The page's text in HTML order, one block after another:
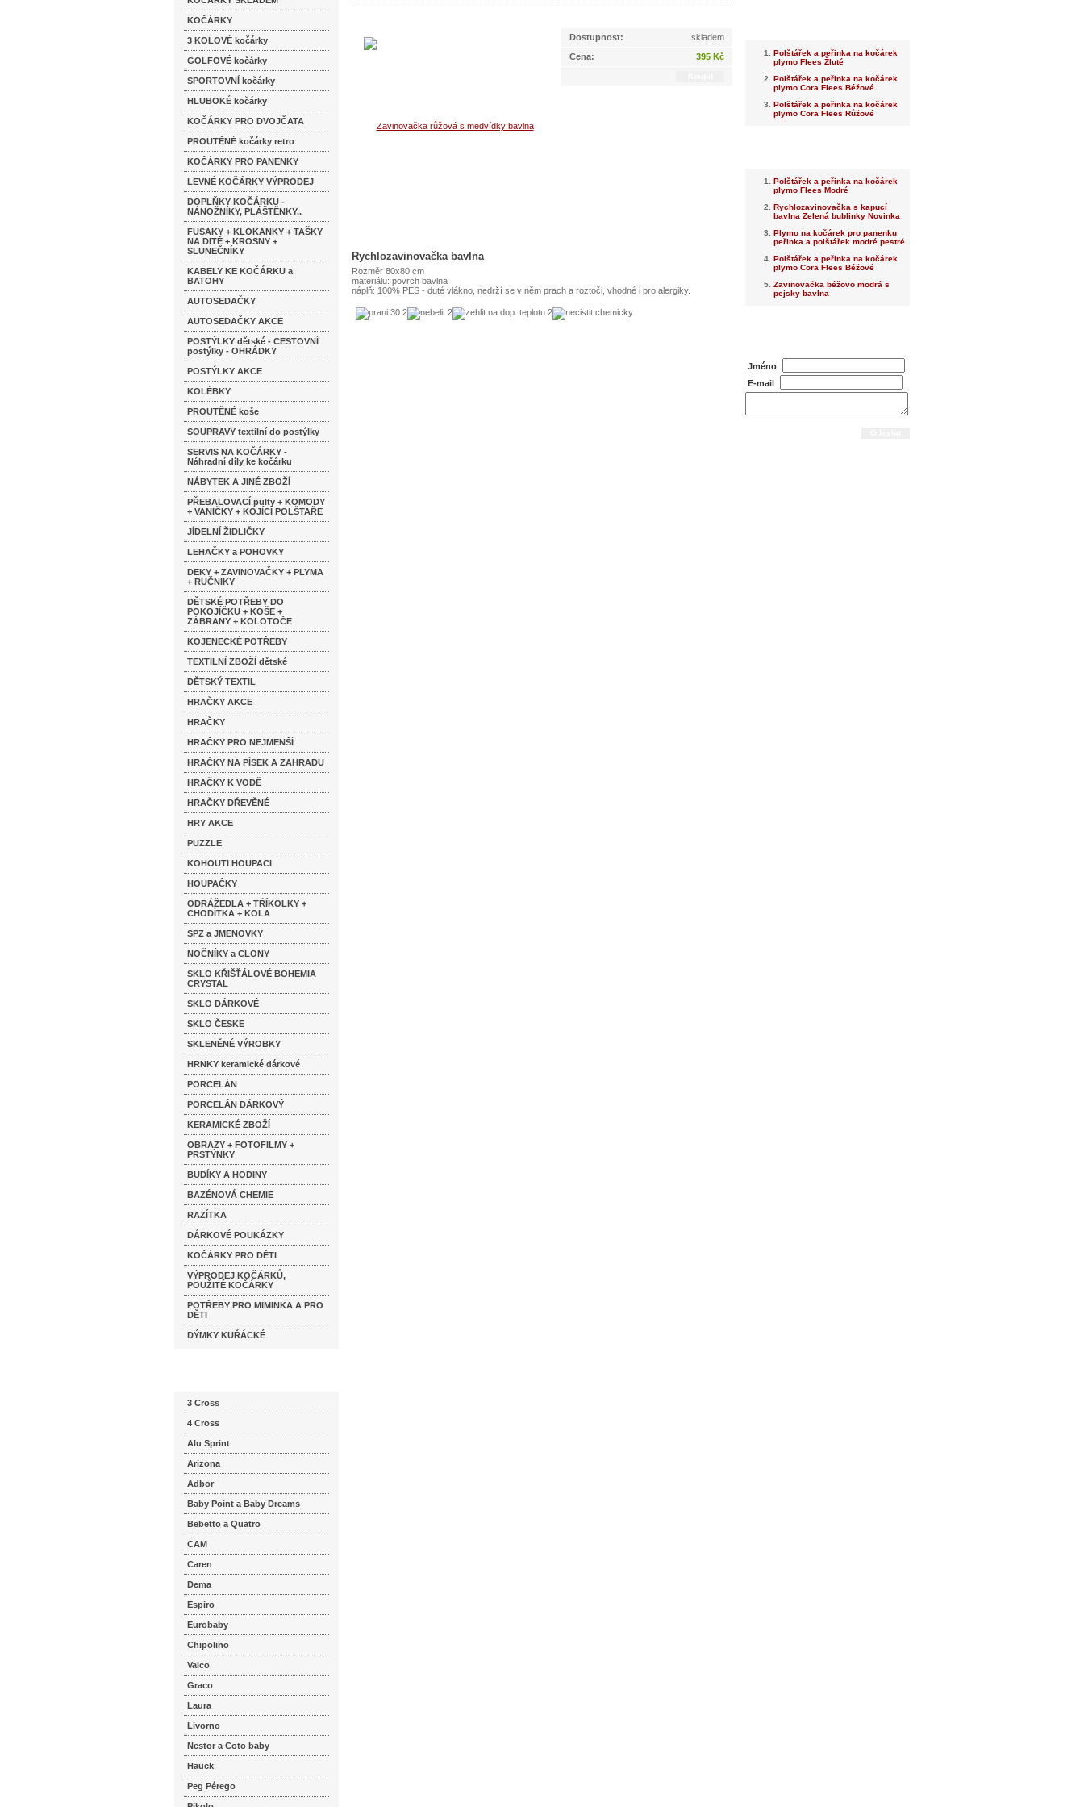
KOČÁRKY
3 KOLOVÉ kočárky
GOLFOVÉ kočárky
SPORTOVNÍ kočárky
HLUBOKÉ kočárky
KOČÁRKY PRO DVOJČATA
PROUTĚNÉ kočárky retro
KOČÁRKY PRO PANENKY
LEVNÉ KOČÁRKY VÝPRODEJ
DOPLŇKY KOČÁRKU -
NÁNOŽNÍKY, PLÁŠTĚNKY..
FUSAKY + KLOKANKY + TAŠKY
NA DITĚ + KROSNY +
SLUNEČNÍKY
KABELY KE KOČÁRKU a
BATOHY
AUTOSEDAČKY
AUTOSEDAČKY AKCE
POSTÝLKY dětské - CESTOVNÍ
postýlky - OHRÁDKY
POSTÝLKY AKCE
KOLÉBKY
PROUTĚNÉ koše
SOUPRAVY textilní do postýlky
SERVIS NA KOČÁRKY -
Náhradní díly ke kočárku
NÁBYTEK A JINÉ ZBOŽÍ
PŘEBALOVACÍ pulty + KOMODY
+ VANIČKY + KOJÍCÍ POLŠTAŘE
JÍDELNÍ ŽIDLIČKY
LEHAČKY a POHOVKY
DEKY + ZAVINOVAČKY + PLYMA
+ RUČNIKY
DĚTSKÉ POTŘEBY DO
POKOJÍČKU + KOŠE +
ZÁBRANY + KOLOTOČE
KOJENECKÉ POTŘEBY
TEXTILNÍ ZBOŽÍ dětské
DĚTSKÝ TEXTIL
HRAČKY AKCE
HRAČKY
HRAČKY PRO NEJMENŠÍ
HRAČKY NA PÍSEK A ZAHRADU
HRAČKY K VODĚ
HRAČKY DŘEVĚNÉ
HRY AKCE
PUZZLE
KOHOUTI HOUPACI
HOUPAČKY
ODRÁŽEDLA + TŘÍKOLKY +
CHODÍTKA + KOLA
SPZ a JMENOVKY
NOČNÍKY a CLONY
SKLO KŘIŠŤÁLOVÉ BOHEMIA
CRYSTAL
SKLO DÁRKOVÉ
SKLO ČESKE
SKLENĚNÉ VÝROBKY
HRNKY keramické dárkové
PORCELÁN
PORCELÁN DÁRKOVÝ
KERAMICKÉ ZBOŽÍ
OBRAZY + FOTOFILMY +
PRSTÝNKY
BUDÍKY A HODINY
BAZÉNOVÁ CHEMIE
RAZÍTKA
DÁRKOVÉ POUKÁZKY
KOČÁRKY PRO DĚTI
VÝPRODEJ KOČÁRKŮ,
POUŽITÉ KOČÁRKY
POTŘEBY PRO MIMINKA A PRO
DĚTI
DÝMKY KUŘÁCKÉ
3 Cross
4 Cross
Alu Sprint
Arizona
Adbor
Baby Point a Baby Dreams
Bebetto a Quatro
CAM
Caren
Dema
Espiro
Eurobaby
Chipolino
Valco
Graco
Laura
Livorno
Nestor a Coto baby
Hauck
Peg Pérego
Dostupnost:
skladem
Cena:
395 Kč
Rychlozavinovačka bavlna
Rozměr 80x80 cm
materiálu: povrch bavlna
náplň: 100% PES - duté vlákno, nedrží se v něm prach a roztoči, vhodné i pro alergiky.
Polštářek a peřinka na kočárek
plymo Flees Žluté
Polštářek a peřinka na kočárek
plymo Cora Flees Béžové
Polštářek a peřinka na kočárek
plymo Cora Flees Růžové
Polštářek a peřinka na kočárek
plymo Flees Modré
Rychlozavinovačka s kapucí
bavlna Zelená bublinky Novinka
Plymo na kočárek pro panenku
peřinka a polštářek modré pestré
Polštářek a peřinka na kočárek
plymo Cora Flees Béžové
Zavinovačka béžovo modrá s
pejsky bavlna
Jméno
E-mail